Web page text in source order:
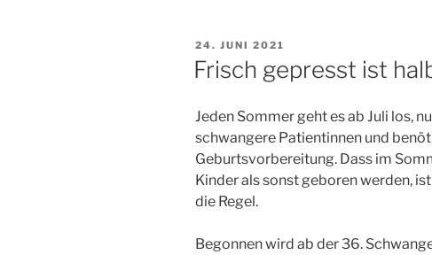
VERÖFFENTLICHT
AM
24. JUNI 2021
Frisch gepresst ist
Jeden Sommer geht es ab Juli los,
schwangere Patientinnen und
Geburtsvorbereitung. Dass im
Kinder als sonst geboren werden,
die Regel.
Begonnen wird ab der 36.